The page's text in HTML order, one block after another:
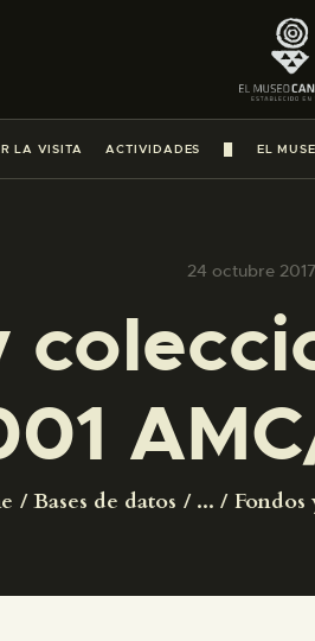
LA VISITA ACTIVIDADES EL
24 octubre 2017
Bases de datos ... Fondos
PREPARAR LA VISITA
ACTIVIDADES
█
COLECCIONES
DIDÁCTICA
ESPAÑOL